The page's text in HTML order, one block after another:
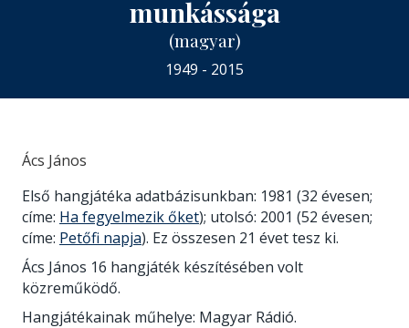
munkássága
(magyar)
1949 - 2015
Ács János
Első hangjátéka adatbázisunkban: 1981 (32 évesen;
címe: Ha fegyelmezik őket); utolsó: 2001 (52 évesen;
címe: Petőfi napja). Ez összesen 21 évet tesz ki.
Ács János 16 hangjáték készítésében volt
közreműködő.
Hangjátékainak műhelye: Magyar Rádió.